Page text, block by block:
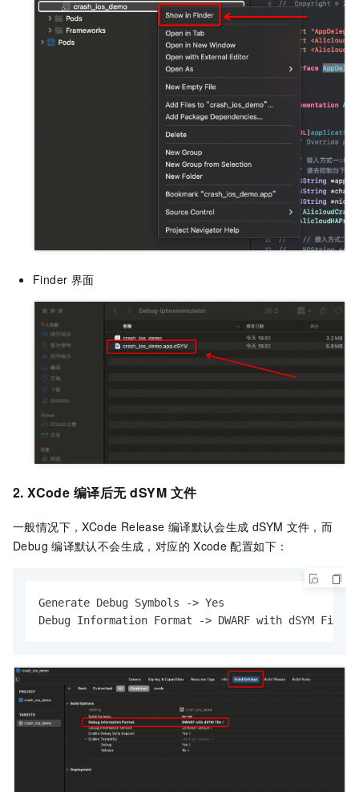
Finder 界面
2.XCode 编译后无 dSYM 文件
一般情况下，XCode Release 编译默认会生成 dSYM 文件，而
Debug 编译默认不会生成，对应的 Xcode 配置如下：
Generate Debug Symbols -> Yes
Debug Information Format -> DWARF with dSYM File